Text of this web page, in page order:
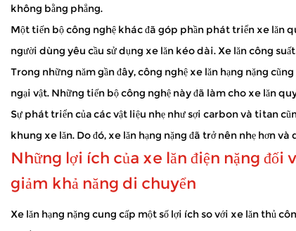
Xe lăn điện cung cấp hỗ trợ quan trọng cho những người bị hạn
xe lăn bán buôn , chúng tôi tập trung vào thiết kế có chủ ý ...
không bằng phẳng.
Một tiến bộ công nghệ khác đã góp phần phát triển xe lăn
người dùng yêu cầu sử dụng xe lăn kéo dài. Xe lăn công
Trong những năm gần đây, công nghệ xe lăn hạng nặng
ngại vật. Những tiến bộ công nghệ này đã làm cho xe lăn
Sự phát triển của các vật liệu nhẹ như sợi carbon và titan
khung xe lăn. Do đó, xe lăn hạng nặng đã trở nên nhẹ hơn
Những lợi ích của xe lăn điện nặng
giảm khả năng di chuyển
Xe lăn hạng nặng cung cấp một số lợi ích so với xe lăn thủ